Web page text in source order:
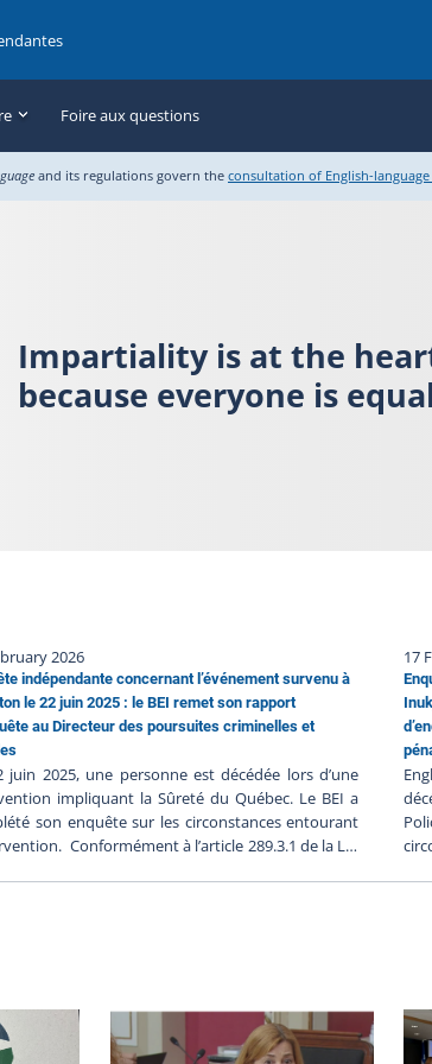
Foire aux questions
and its regulations govern the consultation of English-
Impartiality is at the
because everyone is
2026
indépendante concernant l’événement survenu à
le 22 juin 2025 : le BEI remet son rapport
au Directeur des poursuites criminelles et
juin 2025, une personne est décédée lors d’une
impliquant la Sûreté du Québec. Le BEI a
son enquête sur les circonstances entourant
Conformément à l’article 289.3.1 de la Loi
Le rapport soumis au DPCP par le BEI
l’ensemble des composantes de l’enquête. On
les déclarations des témoins et des
17